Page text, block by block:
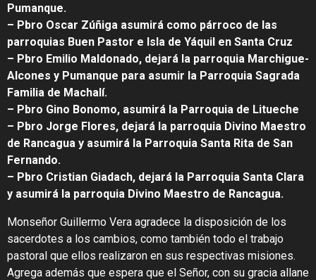
Pumanque.
– Pbro Oscar Zúñiga asumirá como párroco de las
parroquias Buen Pastor e Isla de Yáquil en Santa Cruz
– Pbro Emilio Maldonado, dejará la parroquia Marchigue-
Alcones y Pumanque para asumir la Parroquia Sagrada
Familia de Machalí.
– Pbro Gino Bonomo, asumirá la Parroquia de Litueche
– Pbro Jorge Flores, dejará la parroquia Divino Maestro
de Rancagua y asumirá la Parroquia Santa Rita de San
Fernando.
– Pbro Cristian Giadach, dejará la Parroquia Santa Clara
y asumirá la parroquia Divino Maestro de Rancagua.
Monseñor Guillermo Vera agradece la disposición de los
sacerdotes a los cambios, como también todo el trabajo
pastoral que ellos realizaron en sus respectivas misiones.
Agrega además que espera que el Señor, con su gracia allane